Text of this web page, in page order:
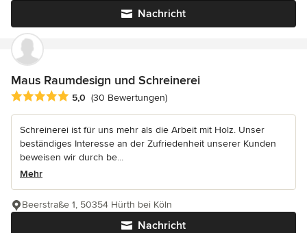
Nachricht
Maus Raumdesign und Schreinerei
Durchschnittliche Bewertung: 5 von 5 Sternen
5,0 (30 Bewertungen)
Schreinerei ist für uns mehr als die Arbeit mit Holz. Unser
beständiges Interesse an der Zufriedenheit unserer Kunden
beweisen wir durch be...
Mehr
Nachricht
Beerstraße 1, 50354 Hürth bei Köln